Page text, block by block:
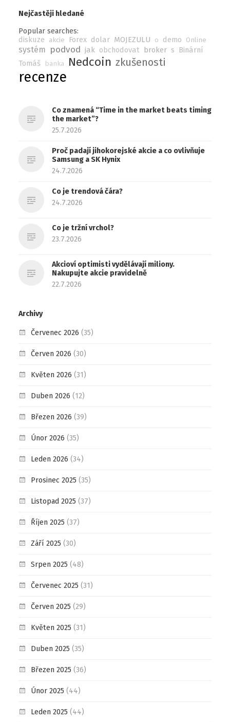
Nejčastěji hledané
Popular searches:
diskuze akcie Forex dolar MOJEZULU o demo Online
systém podvod jak obchodovat broker s
Binární
Tomáš
banka Nedcoin zkušenosti
recenze
Co znamená “Time in the market beats timing
the market”?
25.7.2026
Proč padají jihokorejské akcie a co ovlivňuje
Samsung a SK Hynix
24.7.2026
Co je trendová čára?
24.7.2026
Co je tržní vrchol?
23.7.2026
Akcioví optimisti vydělávají miliony.
Nakupujte akcie pravidelně
22.7.2026
Archivy
Červenec 2026 (35)
Červen 2026 (30)
Květen 2026 (31)
Duben 2026 (12)
Březen 2026 (39)
Únor 2026 (35)
Leden 2026 (34)
Prosinec 2025 (35)
Listopad 2025 (37)
Říjen 2025 (37)
Září 2025 (30)
Srpen 2025 (48)
Červenec 2025 (31)
Červen 2025 (29)
Květen 2025 (31)
Duben 2025 (35)
Březen 2025 (36)
Únor 2025 (44)
Leden 2025 (44)